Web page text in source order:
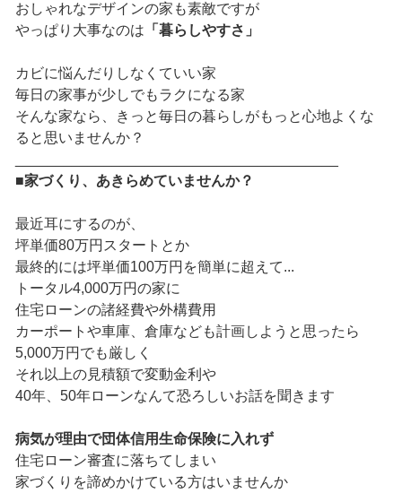
おしゃれなデザインの家も素敵ですが
やっぱり大事なのは 「暮らしやすさ」
カビに悩んだりしなくていい家
毎日の家事が少しでもラクになる家
そんな家なら、きっと毎日の暮らしがもっと心地よくな
ると思いませんか？
■家づくり、あきらめていませんか？
最近耳にするのが、
坪単価80万円スタートとか
最終的には坪単価100万円を簡単に超えて...
トータル4,000万円の家に
住宅ローンの諸経費や外構費用
カーポートや車庫、倉庫なども計画しようと思ったら
5,000万円でも厳しく
それ以上の見積額で変動金利や
40年、50年ローンなんて恐ろしいお話を聞きます
病気が理由で団体信用生命保険に入れず
住宅ローン審査に落ちてしまい
家づくりを諦めかけている方はいませんか